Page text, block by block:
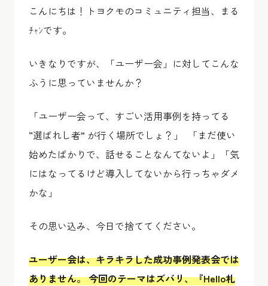
こんにちは！トヨクモのコミュニティ担当、まる
ﾁｬﾝです。
いきなりですが、「ユーザー会」に対してこんな
ふうに思っていませんか？
「ユーザー会って、すごい活用事例を持ってる
“選ばれし者” が行く場所でしょ？」 「まだ使い
始めたばかりで、話せることなんてないよ」「気
にはなってるけど導入してないから行っちゃダメ
かな」
その思い込み、今日で捨ててください。
ユーザー会は、キラキラした成功事例発表会では
ありません。 今回のテーマはズバリ、『Hello札